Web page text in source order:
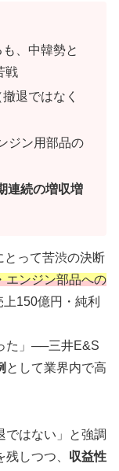
も、中韓勢と
戦
撤退ではなく
ジン用部品の
連続の増収増
とって苦渋の決断
エンジン部品への
150億円・純利
た」──三井E&S
として業界内で高
ではない」と強調
しつつ、 収益性